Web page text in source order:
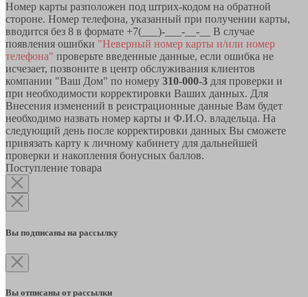
Номер карты разположен под штрих-кодом на обратной
стороне. Номер телефона, указанный при получении карты,
вводится без 8 в формате +7(___)-___-__-__ В случае
появления ошибки "Неверный номер карты и/или номер
телефона" проверьте введенные данные, если ошибка не
исчезает, позвоните в центр обслуживания клиентов
компании "Ваш Дом" по номеру 310-000-3 для проверки и
при необходимости корректировки Ваших данных. Для
Внесения изменений в реистрационные данные Вам будет
необходимо назвать номер карты и Ф.И.О. владельца. На
следующий день после корректировки данных Вы сможете
привязать карту к личному кабинету для дальнейшей
проверки и накопления бонусных баллов.
Поступление товара
Вы подписаны на рассылку
Вы отписаны от рассылки